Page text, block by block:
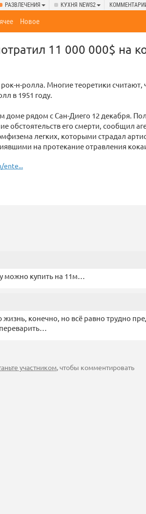
РАЗВЛЕЧЕНИЯ КУХНЯ NEWS2
Новое
11 000 000$ на
н-ролла. Многие теоретики считают,
в 1951 году.
доме рядом с Сан-Диего 12 декабря.
обстоятельств его смерти, сообщил
легких, которыми страдал
на протекание отравления
ente...
можно купить на 11м…
конечно, но всё равно трудно
участником, чтобы комментировать